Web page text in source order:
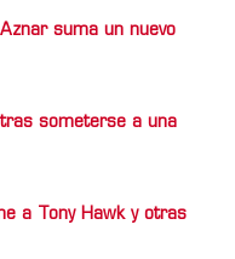
suma un nuevo
someterse a una
a Tony Hawk y otras